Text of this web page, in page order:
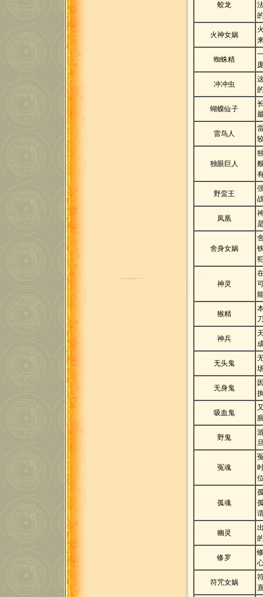
蛟龙
火神女娲
蜘蛛精
冲冲虫
蝴蝶仙子
雷鸟人
独眼巨人
野蛮王
凤凰
舍身女娲
神灵
猴精
神兵
无头鬼
无身鬼
吸血鬼
野鬼
冤魂
孤魂
幽灵
修罗
符咒女娲